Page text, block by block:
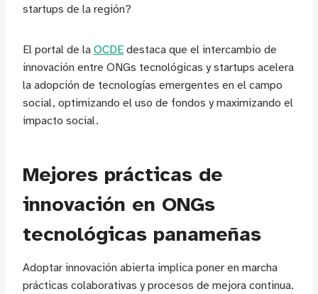
startups de la región?
El portal de la OCDE destaca que el intercambio de
innovación entre ONGs tecnológicas y startups acelera
la adopción de tecnologías emergentes en el campo
social, optimizando el uso de fondos y maximizando el
impacto social.
Mejores prácticas de
innovación en ONGs
tecnológicas panameñas
Adoptar innovación abierta implica poner en marcha
prácticas colaborativas y procesos de mejora continua.